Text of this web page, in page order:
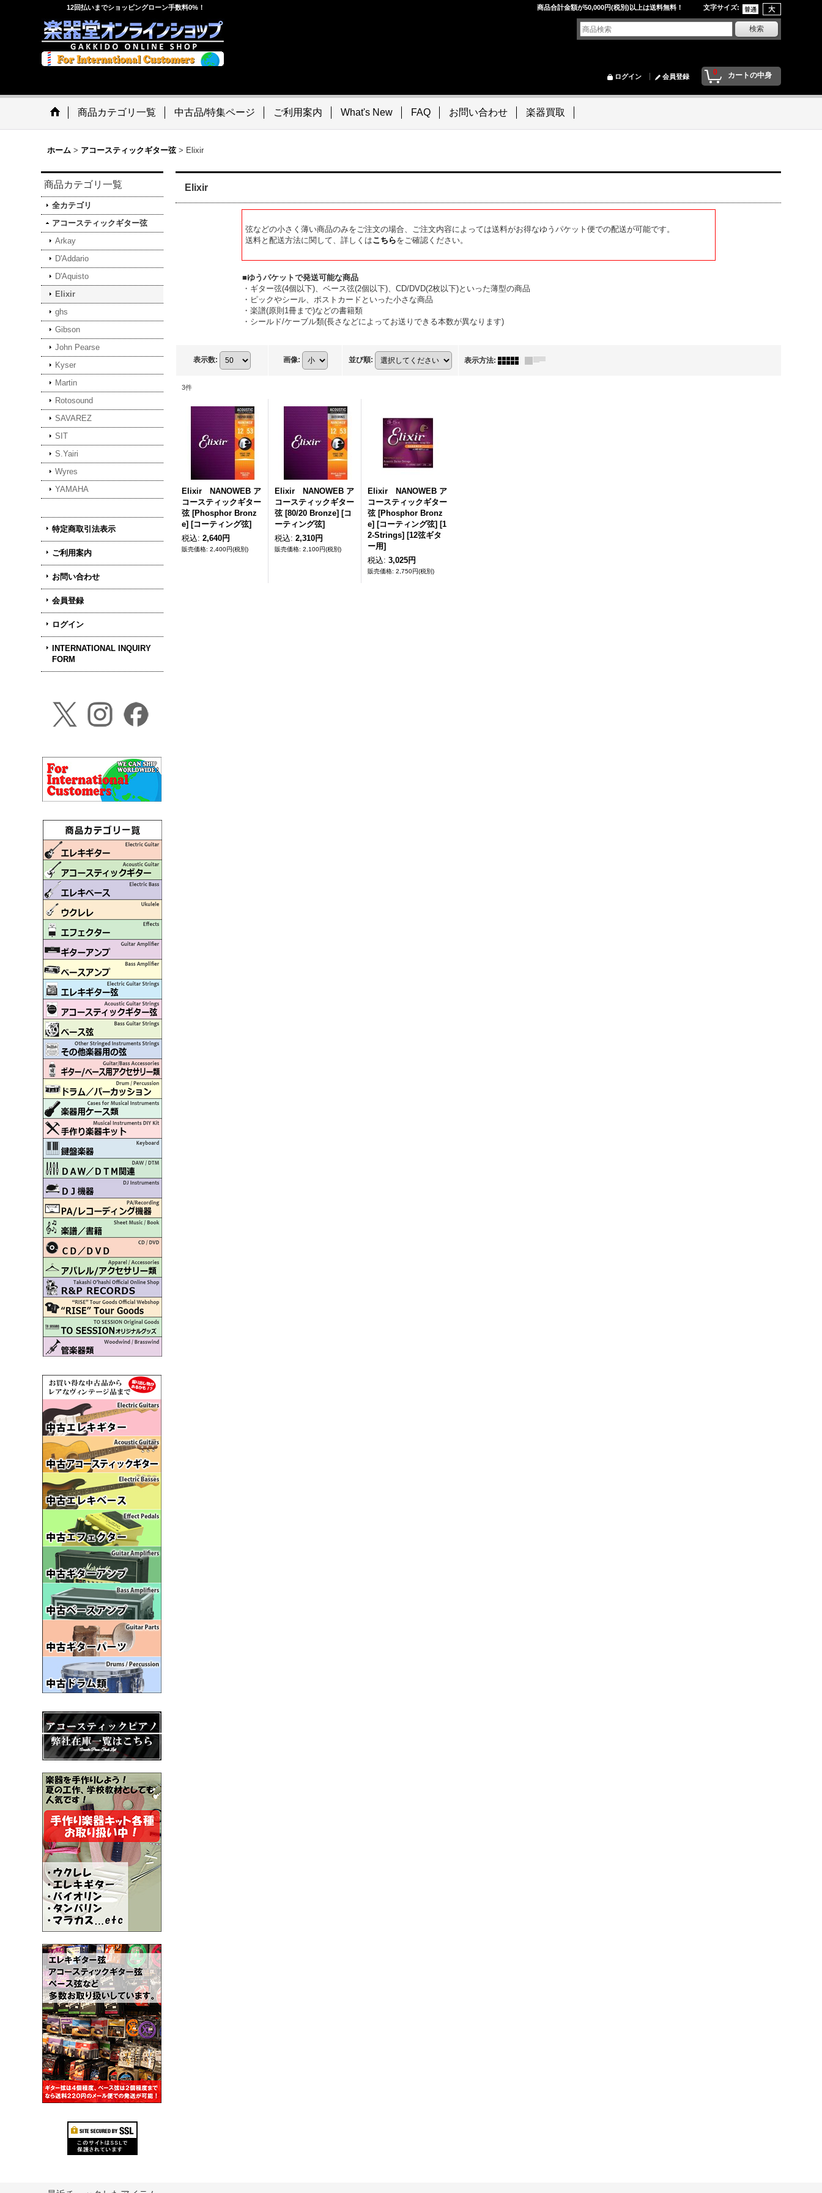
12回払いまでショッピングローン手数料0%！ 商品合計金額が50,000円(税別)以上は送料無料！ 文字サイズ:
0 カートの中身
ログイン 会員登録
商品カテゴリ一覧 中古品/特集ページ ご利用案内 What's New FAQ お問い合わせ 楽器買取
ホーム > アコースティックギター弦 > Elixir
商品カテゴリ一覧
全カテゴリ
アコースティックギター弦
Arkay
D'Addario
D'Aquisto
Elixir
ghs
Gibson
John Pearse
Kyser
Martin
Rotosound
SAVAREZ
SIT
S.Yairi
Wyres
YAMAHA
特定商取引法表示
ご利用案内
お問い合わせ
会員登録
ログイン
INTERNATIONAL INQUIRY
FORM
Elixir
弦などの小さく薄い商品のみをご注文の場合、ご注文内容によっては送料がお得なゆうパケット便での配送が可能です。
送料と配送方法に関して、詳しくはこちらをご確認ください。
■ゆうパケットで発送可能な商品
・ギター弦(4個以下)、ベース弦(2個以下)、CD/DVD(2枚以下)といった薄型の商品
・ピックやシール、ポストカードといった小さな商品
・楽譜(原則1冊まで)などの書籍類
・シールド/ケーブル類(長さなどによってお送りできる本数が異なります)
表示数: 画像: 並び順: 表示方法:
3件
Elixir NANOWEB ア
コースティックギター
弦 [Phosphor Bronz
e] [コーティング弦]
2,400円(税別)
税込: 2,640円
Elixir NANOWEB ア
コースティックギター
弦 [80/20 Bronze] [コ
ーティング弦]
2,100円(税別)
税込: 2,310円
Elixir NANOWEB ア
コースティックギター
弦 [Phosphor Bronz
e] [コーティング弦] [1
2-Strings] [12弦ギタ
ー用]
2,750円(税別)
税込: 3,025円